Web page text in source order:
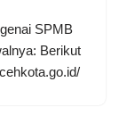
SPMB
Berikut